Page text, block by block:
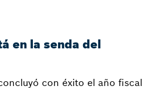
en la senda del
con éxito el año fiscal